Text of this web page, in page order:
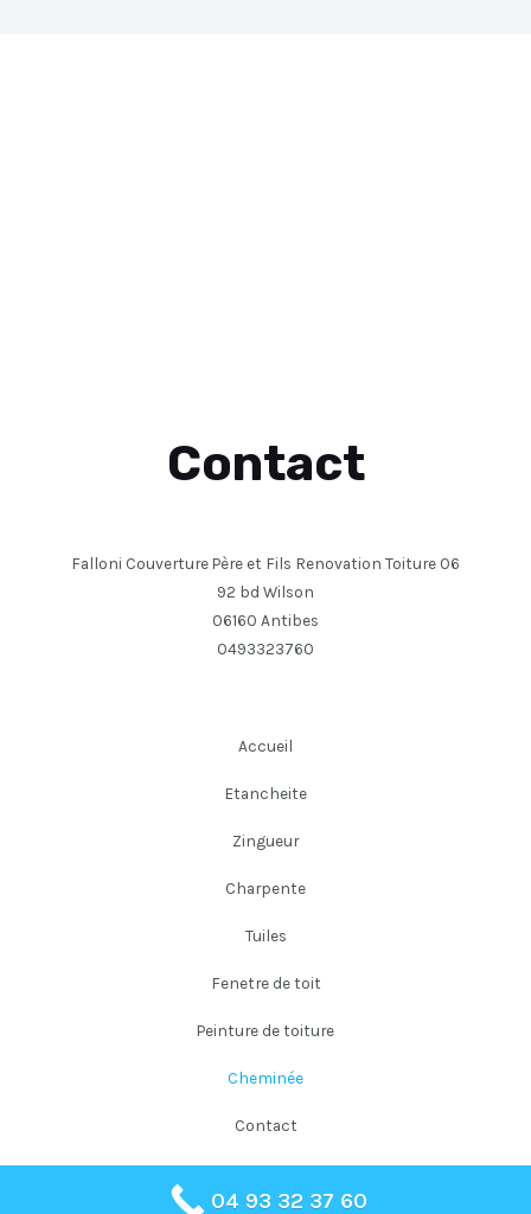
Contact
Falloni Couverture Père et Fils Renovation Toiture 06
92 bd Wilson
06160 Antibes
0493323760
Accueil
Etancheite
Zingueur
Charpente
Tuiles
Fenetre de toit
Peinture de toiture
Cheminée
Contact
Copyright © 2026 Falloni Couverture Père et Fils
04 93 32 37 60